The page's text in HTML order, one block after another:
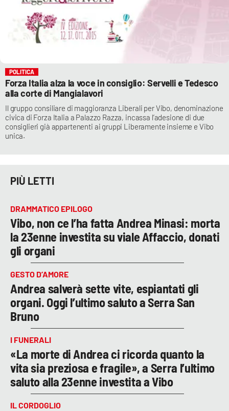
POLITICA
Forza Italia alza la voce in consiglio: Servelli e Tedesco
alla corte di Mangialavori
Il gruppo consiliare di maggioranza Liberali per Vibo, denominazione
civica di Forza Italia a Palazzo Razza, incassa l’adesione di due
consiglieri già appartenenti ai gruppi Liberamente insieme e Vibo
unica.
PIÙ LETTI
DRAMMATICO EPILOGO
Vibo, non ce l’ha fatta Andrea Minasi: morta
la 23enne investita su viale Affaccio, donati
gli organi
GESTO D’AMORE
Andrea salverà sette vite, espiantati gli
organi. Oggi l’ultimo saluto a Serra San
Bruno
I FUNERALI
«La morte di Andrea ci ricorda quanto la
vita sia preziosa e fragile», a Serra l’ultimo
saluto alla 23enne investita a Vibo
IL CORDOGLIO